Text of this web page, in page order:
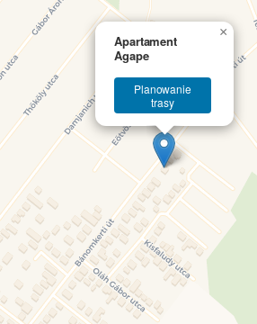
Apartament
Agape
Planowanie
trasy
×